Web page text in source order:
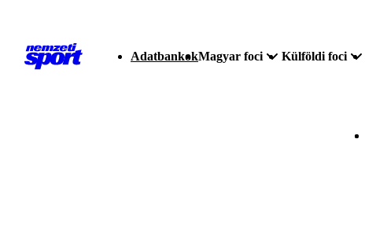
AdatbankokMagyar foci Külföldi foci